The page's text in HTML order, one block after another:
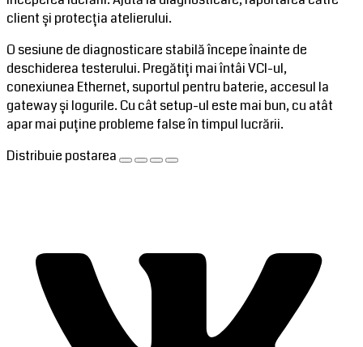
client și protecția atelierului.
O sesiune de diagnosticare stabilă începe înainte de
deschiderea testerului. Pregătiți mai întâi VCI-ul,
conexiunea Ethernet, suportul pentru baterie, accesul la
gateway și logurile. Cu cât setup-ul este mai bun, cu atât
apar mai puține probleme false în timpul lucrării.
Distribuie postarea